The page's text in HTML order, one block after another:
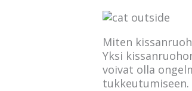
Miten
Yksi
voivat olla
tukkeutumiseen.